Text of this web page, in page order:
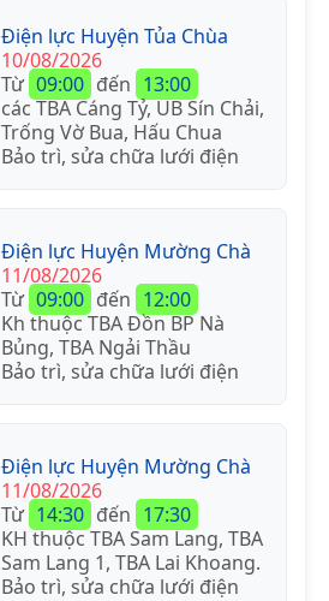
Điện lực Huyện Tủa Chùa
10/08/2026
Từ 09:00 đến 13:00
các TBA Cáng Tỷ, UB Sín Chải,
Trống Vờ Bua, Hấu Chua
Bảo trì, sửa chữa lưới điện
Điện lực Huyện Mường Chà
11/08/2026
Từ 09:00 đến 12:00
Kh thuộc TBA Đồn BP Nà
Bủng, TBA Ngải Thầu
Bảo trì, sửa chữa lưới điện
Điện lực Huyện Mường Chà
11/08/2026
Từ 14:30 đến 17:30
KH thuộc TBA Sam Lang, TBA
Sam Lang 1, TBA Lai Khoang.
Bảo trì, sửa chữa lưới điện